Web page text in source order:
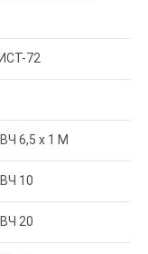
72
6,5 х 1 М
10
20